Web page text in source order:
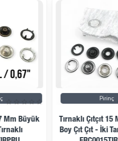
Tırnaklı Çıtçıt 15 Mm Büyük
Boy Çıt Çıt - İki Taraf Halkalı